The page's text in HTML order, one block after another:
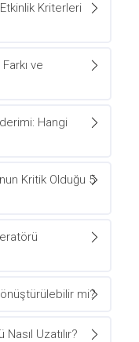
Kriterleri
ve
Hangi
Kritik Olduğu 5
mi?
Uzatılır?